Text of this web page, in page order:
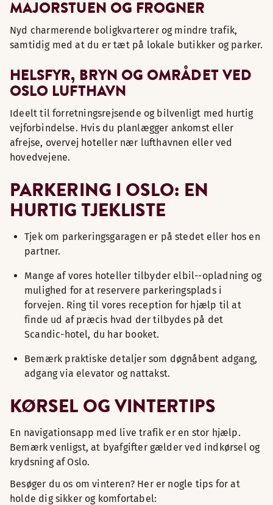
MAJORSTUEN OG FROGNER
Nyd charmerende boligkvarterer og mindre trafik,
samtidig med at du er tæt på lokale butikker og parker.
HELSFYR, BRYN OG OMRÅDET VED
OSLO LUFTHAVN
Ideelt til forretningsrejsende og bilvenligt med hurtig
vejforbindelse. Hvis du planlægger ankomst eller
afrejse, overvej hoteller nær lufthavnen eller ved
hovedvejene.
PARKERING I OSLO: EN
HURTIG TJEKLISTE
Tjek om parkeringsgaragen er på stedet eller hos en
partner.
Mange af vores hoteller tilbyder elbil--opladning og
mulighed for at reservere parkeringsplads i
forvejen. Ring til vores reception for hjælp til at
finde ud af præcis hvad der tilbydes på det
Scandic-hotel, du har booket.
Bemærk praktiske detaljer som døgnåbent adgang,
adgang via elevator og nattakst.
KØRSEL OG VINTERTIPS
En navigationsapp med live trafik er en stor hjælp.
Bemærk venligst, at byafgifter gælder ved indkørsel og
krydsning af Oslo.
Besøger du os om vinteren? Her er nogle tips for at
holde dig sikker og komfortabel: